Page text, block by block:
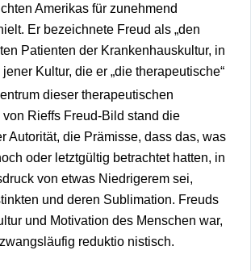
Amerikas für zunehmend
Er bezeichnete Freud als „den
Patienten der Krankenhauskultur, in
Kultur, die er „die therapeutische“
dieser therapeutischen
Rieffs Freud-Bild stand die
Autorität, die Prämisse, dass das, was
oder letztgültig betrachtet hatten, in
von etwas Niedrigerem sei,
und deren Sublimation. Freuds
und Motivation des Menschen war,
reduktio nistisch.